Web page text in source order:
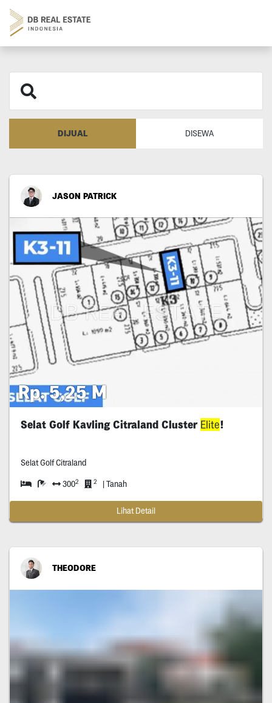
DIJUAL DISEWA
JASON PATRICK
Rp. 5,25 M
Selat Golf Kavling Citraland Cluster Elite!
Selat Golf Citraland
3002 2 | Tanah
Lihat Detail
THEODORE